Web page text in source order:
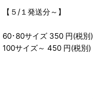
【５/１発送分～】
60･80サイズ 350 円(税別)
100サイズ～ 450 円(税別)